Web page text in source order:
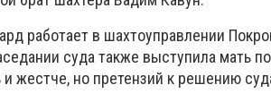
работает в шахтоуправлении
суда также выступила мать
и жестче, но претензий к решению